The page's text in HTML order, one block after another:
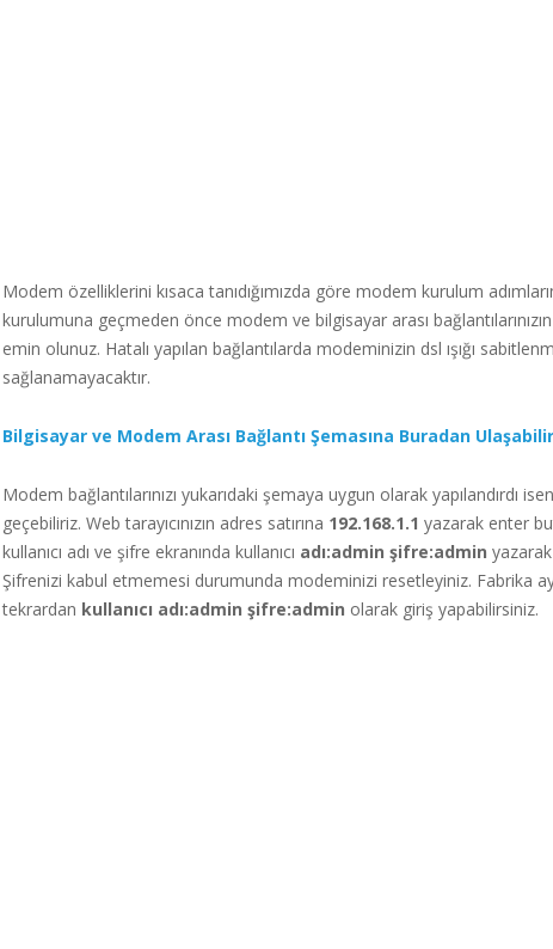
Modem özelliklerini kısaca tanıdığımızda göre modem kurulum
kurulumuna geçmeden önce modem ve bilgisayar arası bağlantılarınızın
emin olunuz. Hatalı yapılan bağlantılarda modeminizin dsl ışığı
sağlanamayacaktır.
Bilgisayar ve Modem Arası Bağlantı Şemasına Buradan
Modem bağlantılarınızı yukarıdaki şemaya uygun olarak yapılandırdı
geçebiliriz. Web tarayıcınızın adres satırına 192.168.1.1 yazarak enter
kullanıcı adı ve şifre ekranında kullanıcı adı:admin şifre:admin yazarak
Şifrenizi kabul etmemesi durumunda modeminizi resetleyiniz. Fabrika
tekrardan kullanıcı adı:admin şifre:admin olarak giriş yapabilirsiniz.